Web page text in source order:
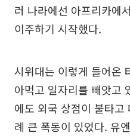
러 나라에선 아프리카에
이주하기 시작했다.
시위대는 이렇게 들어온
아먹고 일자리를 빼앗고
에도 외국 상점이 불타
례 큰 폭동이 있었다. 유